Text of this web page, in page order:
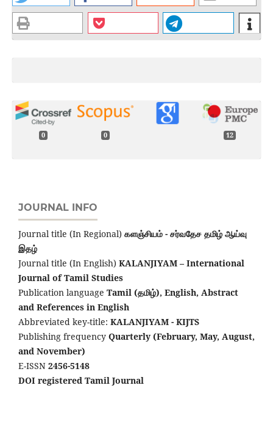
0 0 12
JOURNAL INFO
Journal title (In Regional) களஞ்சியம் - சர்வதேச தமிழ் ஆய்வு
இதழ்
Journal title (In English) KALANJIYAM – International
Journal of Tamil Studies
Publication language Tamil (தமிழ்), English, Abstract
and References in English
Abbreviated key-title: KALANJIYAM - KIJTS
Publishing frequency Quarterly (February, May, August,
and November)
E-ISSN 2456-5148
DOI registered Tamil Journal